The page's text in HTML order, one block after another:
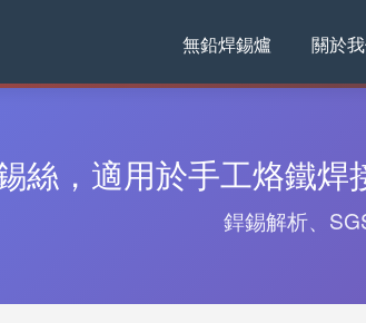
無鉛焊錫爐 關於
絲，適用於手工烙鐵焊
銲錫解析、